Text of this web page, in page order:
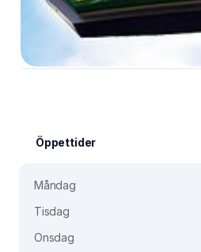
Öppettider
Måndag
Tisdag
Onsdag